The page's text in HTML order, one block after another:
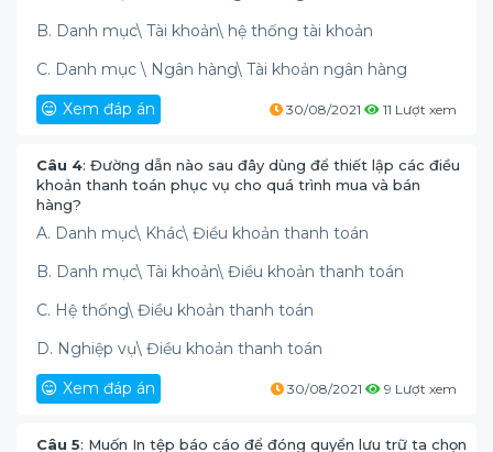
B. Danh mục\ Tài khoản\ hệ thống tài khoản
C. Danh mục \ Ngân hàng\ Tài khoản ngân hàng
Xem đáp án
30/08/2021 11 Lượt xem
Câu 4: Đường dẫn nào sau đây dùng để thiết lập các điều
khoản thanh toán phục vụ cho quá trình mua và bán
hàng?
A. Danh mục\ Khác\ Điều khoản thanh toán
B. Danh mục\ Tài khoản\ Điều khoản thanh toán
C. Hệ thống\ Điều khoản thanh toán
D. Nghiệp vụ\ Điều khoản thanh toán
Xem đáp án
30/08/2021 9 Lượt xem
Câu 5: Muốn In tệp báo cáo để đóng quyển lưu trữ ta chọn